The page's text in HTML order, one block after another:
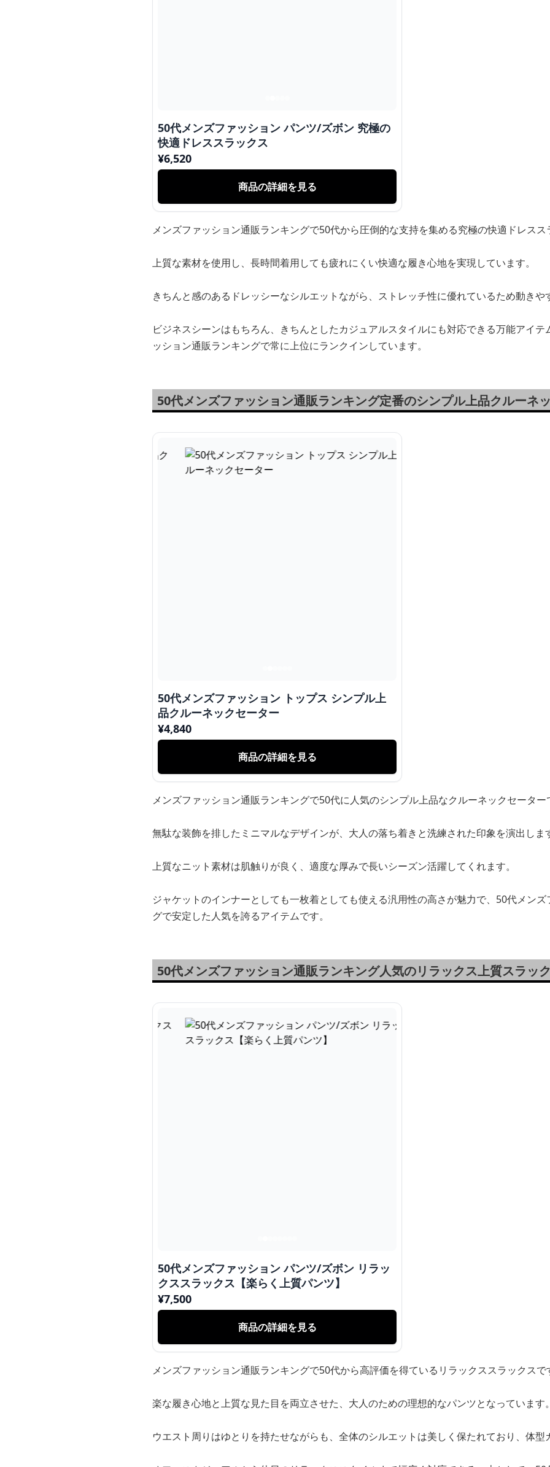
50代メンズファッション パンツ/ズボン 究極の
快適ドレススラックス
¥6,520
商品の詳細を見る
メンズファッション通販ランキングで50代から圧倒的な支持を集める究極の快適ドレス
上質な素材を使用し、長時間着用しても疲れにくい快適な履き心地を実現しています。
きちんと感のあるドレッシーなシルエットながら、ストレッチ性に優れているため動きや
ビジネスシーンはもちろん、きちんとしたカジュアルスタイルにも対応できる万能アイ
ッション通販ランキングで常に上位にランクインしています。
50代メンズファッション通販ランキング定番のシンプル上品クルーネ
50代メンズファッション トップス シンプル上
品クルーネックセーター
¥4,840
商品の詳細を見る
メンズファッション通販ランキングで50代に人気のシンプル上品なクルーネックセーター
無駄な装飾を排したミニマルなデザインが、大人の落ち着きと洗練された印象を演出しま
上質なニット素材は肌触りが良く、適度な厚みで長いシーズン活躍してくれます。
ジャケットのインナーとしても一枚着としても使える汎用性の高さが魅力で、50代メン
グで安定した人気を誇るアイテムです。
50代メンズファッション通販ランキング人気のリラックス上質スラッ
50代メンズファッション パンツ/ズボン リラッ
クススラックス【楽らく上質パンツ】
¥7,500
商品の詳細を見る
メンズファッション通販ランキングで50代から高評価を得ているリラックススラックスで
楽な履き心地と上質な見た目を両立させた、大人のための理想的なパンツとなっています
ウエスト周りはゆとりを持たせながらも、全体のシルエットは美しく保たれており、体